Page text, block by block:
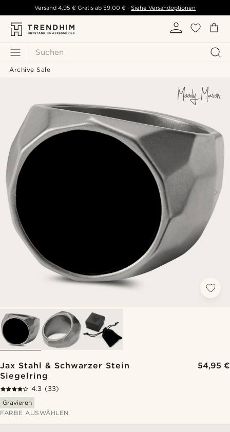
Suchen
Versand 4,95 € Gratis ab 59,00 € - Siehe Versandoptionen
Archive Sale
Jax Stahl & Schwarzer Stein
Siegelring
54,95 €
4.3 (33)
Gravieren
FARBE AUSWÄHLEN